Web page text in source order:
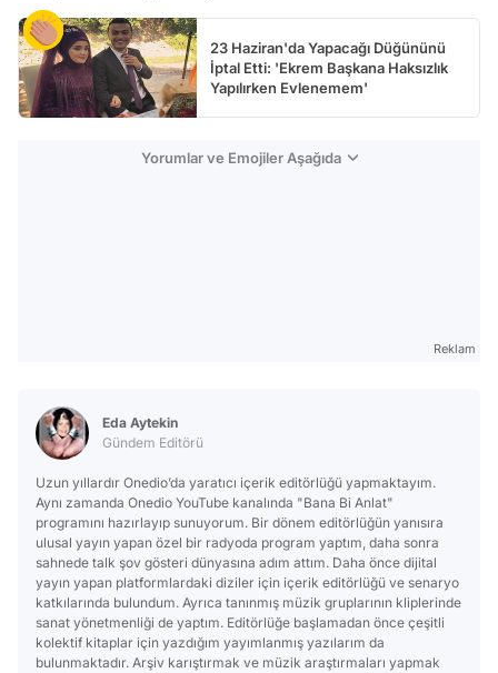
23 Haziran'da Yapacağı Düğününü
İptal Etti: 'Ekrem Başkana Haksızlık
Yapılırken Evlenemem'
Yorumlar ve Emojiler Aşağıda
Reklam
Eda Aytekin
Gündem Editörü
Uzun yıllardır Onedio’da yaratıcı içerik editörlüğü yapmaktayım.
Aynı zamanda Onedio YouTube kanalında "Bana Bi Anlat"
programını hazırlayıp sunuyorum. Bir dönem editörlüğün yanısıra
ulusal yayın yapan özel bir radyoda program yaptım, daha sonra
sahnede talk şov gösteri dünyasına adım attım. Daha önce dijital
yayın yapan platformlardaki diziler için içerik editörlüğü ve senaryo
katkılarında bulundum. Ayrıca tanınmış müzik gruplarının kliplerinde
sanat yönetmenliği de yaptım. Editörlüğe başlamadan önce çeşitli
kolektif kitaplar için yazdığım yayımlanmış yazılarım da
bulunmaktadır. Arşiv karıştırmak ve müzik araştırmaları yapmak